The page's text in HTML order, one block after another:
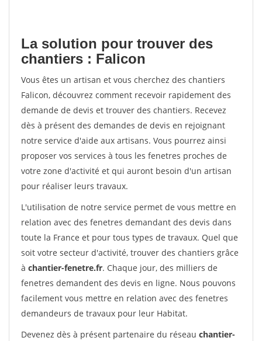
La solution pour trouver des
chantiers : Falicon
Vous êtes un artisan et vous cherchez des chantiers
Falicon, découvrez comment recevoir rapidement des
demande de devis et trouver des chantiers. Recevez
dès à présent des demandes de devis en rejoignant
notre service d'aide aux artisans. Vous pourrez ainsi
proposer vos services à tous les fenetres proches de
votre zone d'activité et qui auront besoin d'un artisan
pour réaliser leurs travaux.
L'utilisation de notre service permet de vous mettre en
relation avec des fenetres demandant des devis dans
toute la France et pour tous types de travaux. Quel que
soit votre secteur d'activité, trouver des chantiers grâce
à chantier-fenetre.fr. Chaque jour, des milliers de
fenetres demandent des devis en ligne. Nous pouvons
facilement vous mettre en relation avec des fenetres
demandeurs de travaux pour leur Habitat.
Devenez dès à présent partenaire du réseau chantier-